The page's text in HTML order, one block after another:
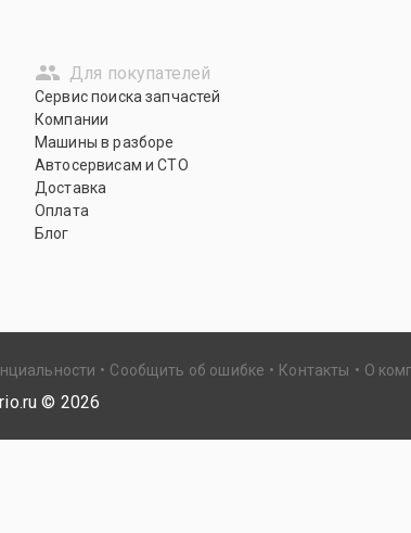
Для покупателей
Сервис поиска запчастей
Компании
Машины в разборе
Автосервисам и СТО
Доставка
Оплата
Блог
Сообщить об ошибке Контакты О
© 2026